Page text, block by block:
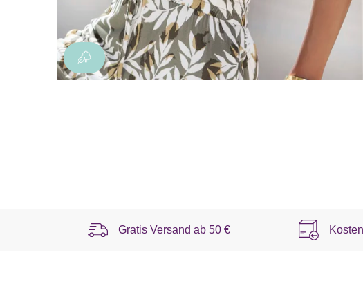
Gratis Versand ab 50 €